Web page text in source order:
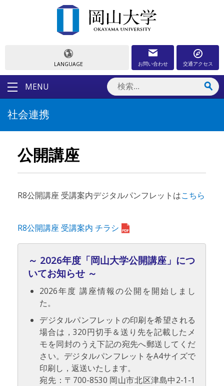
LANGUAGE お問い合わせ 交通アクセス
MENU
社会連携
公開講座
R8公開講座 受講案内デジタルパンフレットはこちら
R8公開講座 受講案内 チラシ
～ 2026年度「岡山大学公開講座」につ
いてお知らせ ～
2026年度 講座情報の公開を開始しまし
た。
デジタルパンフレットの印刷を希望される
場合は，320円切手＆送り先を記載したメ
モを同封のうえ下記の宛先へ郵送してくだ
さい。デジタルパンフレットをA4サイズで
印刷し，返送いたします。
宛先：〒700-8530 岡山市北区津島中2-1-1